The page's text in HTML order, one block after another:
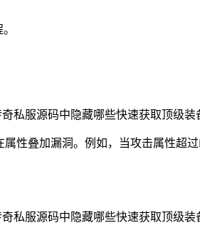
性叠加漏洞。例如，当攻击属性超